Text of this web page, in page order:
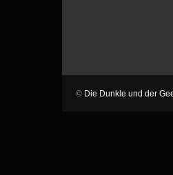
© Die Dunkle und der